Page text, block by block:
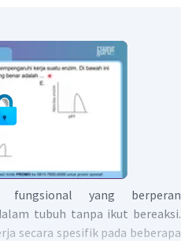
fungsional yang berperan
tubuh tanpa ikut bereaksi.
secara spesifik pada beberapa